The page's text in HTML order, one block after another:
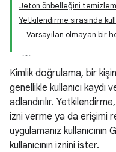
Jeton önbelleğini
Yetkilendirme sırasında
Varsayılan olmayan bir
Kimlik doğrulama, bir
genellikle kullanıcı
adlandırılır.
izni verme ya da erişimi
uygulamanız
kullanıcının iznini ister.